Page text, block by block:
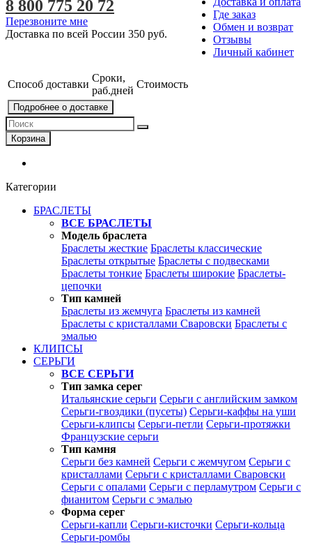
Где заказ
Обмен и возврат
Отзывы
Личный кабинет
8 800 775 20 72
Перезвоните мне
Доставка по всей России 350 руб.
Способ доставки
Сроки,
раб.дней
Стоимость
Подробнее о доставке
Корзина
Категории
БРАСЛЕТЫ
ВСЕ БРАСЛЕТЫ
Модель браслета
Браслеты жесткие Браслеты классические
Браслеты открытые Браслеты с подвесками
Браслеты тонкие Браслеты широкие Браслеты-
цепочки
Тип камней
Браслеты из жемчуга Браслеты из камней
Браслеты с кристаллами Сваровски Браслеты с
эмалью
КЛИПСЫ
СЕРЬГИ
ВСЕ СЕРЬГИ
Тип замка серег
Итальянские серьги Серьги с английским замком
Серьги-гвоздики (пусеты) Серьги-каффы на уши
Серьги-клипсы Серьги-петли Серьги-протяжки
Французские серьги
Тип камня
Серьги без камней Серьги с жемчугом Серьги с
кристаллами Серьги с кристаллами Сваровски
Серьги с опалами Серьги с перламутром Серьги с
фианитом Серьги с эмалью
Форма серег
Серьги-капли Серьги-кисточки Серьги-кольца
Серьги-ромбы